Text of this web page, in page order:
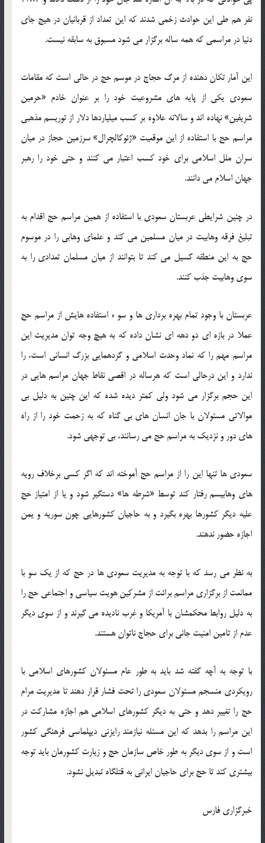
نفر هم طی این حوادث زخمی شدند که این تعداد از قربانیان در هیج جای
دنیا در مراسمی که همه ساله برگزار می شود مسبوق به سابقه نیست.
این آمار تکان دهنده از مرگ حجاج در موسم حج در حالی است که مقامات
سعودی یکی از پایه های مشروعیت خود را بر عنوان خادم «حرمین
شریفین» نهاده اند و سالانه علاوه بر کسب میلیاردها دلار از توریسم مذهبی
مراسم حج با استفاده از این موقعیت «ژئوکالچرال» سرزمین حجاز در میان
سران ملل اسلامی برای خود کسب اعتبار می کنند و حتی خود را رهبر
جهان اسلام می دانند.
در چنین شرایطی عربستان سعودی با استفاده از همین مراسم حج اقدام به
تبلیغ فرقه وهابیت در میان مسلمین می کند و علمای وهابی را در موسوم
حج به این منطقه گسیل می کند تا بتوانند از میان مسلمان تعدادی را به
سوی وهابیت جذب کنند.
عربستان با وجود تمام بهره برداری ها و سو ء استفاده هایش از مراسم حج
عملا در بازه ای دو دهه ای نشان داده که به هیچ وجه توان مدیریت این
مراسم مهم را که نماد وحدت اسلامی و گردهمایی بزرگ انسانی است، را
ندارد و این درحالی است که هرساله در اقصی نقاط جهان مراسم هایی در
این حجم برگزار می شود ولی کمتر دیده شده که این چنین به دلیل بی
موالاتی مسئولان با جان انسان های بی گناه که به زحمت خود را از راه
های دور و نزدیک به مراسم حج می رسانند، بی توجهی شود.
سعودی ها تنها این را از مراسم حج آموخته اند که اگر کسی برخلاف رویه
های وهابیسم رفتار کند توسط «شرطه ها» دستگیر شود و یا از امتیاز حج
علیه دیگر کشورها بهره بگیرد و به حاجیان کشورهایی چون سوریه و یمن
اجازه حضور ندهند.
به نظر می رسد که با توجه به مدیریت سعودی ها در حج که از یک سو با
ممانعت از برگزاری مراسم برائت از مشرکین هویت سیاسی و اجتماعی حج را
به دلیل روابط محکمشان با آمریکا و غرب نادیده می گیرند و از سوی دیگر
عدم از تامین امنیت جانی برای حجاج ناتوان هستند.
با توجه به آچه گفته شد باید به طور عام مسئولان کشورهای اسلامی با
رویکردی منسجم مسئولان سعودی را تحت فشار قرار دهند تا مدیریت مرام
حج را تغییر دهد و حتی به دیگر کشورهای اسلامی هم اجازه مشارکت در
این مراسم را بدهد که این مسئله نیازمند رایزنی دیپلماسی فرهنگی کشور
است و از سوی دیگر به طور خاص سازمان حج و زیارت کشورمان باید توجه
بیشتری کند تا حج برای حاجیان ایرانی به قتلگاه تبدیل نشود.
خبرگزاری فارس